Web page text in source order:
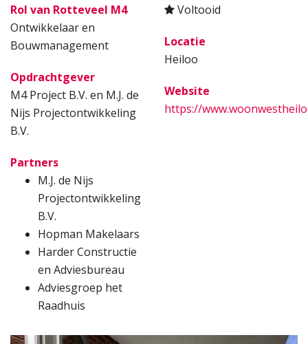
Rol van Rotteveel M4
Ontwikkelaar en
Bouwmanagement
Opdrachtgever
M4 Project B.V. en M.J. de
Nijs Projectontwikkeling
B.V.
Partners
M.J. de Nijs
Projectontwikkeling
B.V.
Hopman Makelaars
Harder Constructie
en Adviesbureau
Adviesgroep het
Raadhuis
Voltooid
Locatie
Heiloo
Website
https://